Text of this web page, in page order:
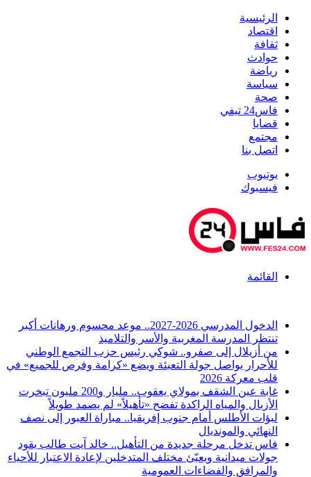
الرئيسية
اقتصاد
ثقافة
حوادث
رياضة
سياسة
صحة
فاس24 تيفي
قضايا
مجتمع
اتصل بنا
يوتيوب
فيسبوك
القائمة
الدخول المدرسي 2026-2027.. موعد محسوم ورهانات أكبر
تنتظر المدرسة المغربية والأسر والتلاميذ
من أزيلال إلى صفرو.. شوكي رئيس حزب التجمع الوطني
للأحرار يواصل جولة التعبئة ويضع «كرامة وفرص للجميع» في
قلب معركة 2026
غابة عين الشقف بمولاي يعقوب.. مليار و200 مليون تبخرت
الأزبال والمياه الراكدة تفضح «تأهيلاً» لم يصمد طويلاً
لبؤات الأطلس أمام جنوب إفريقيا.. مباراة العبور إلى نصف
النهائي والمونديال
فاس تدخل مرحلة جديدة من التأهيل.. خالد آيت طالب يقود
جولات ميدانية ويعبّئ مختلف المتدخلين لإعادة الاعتبار للأحياء
والمرافق والفضاءات العمومية